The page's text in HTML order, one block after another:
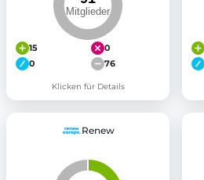
15
0
0
76
Klicken für Details
Renew